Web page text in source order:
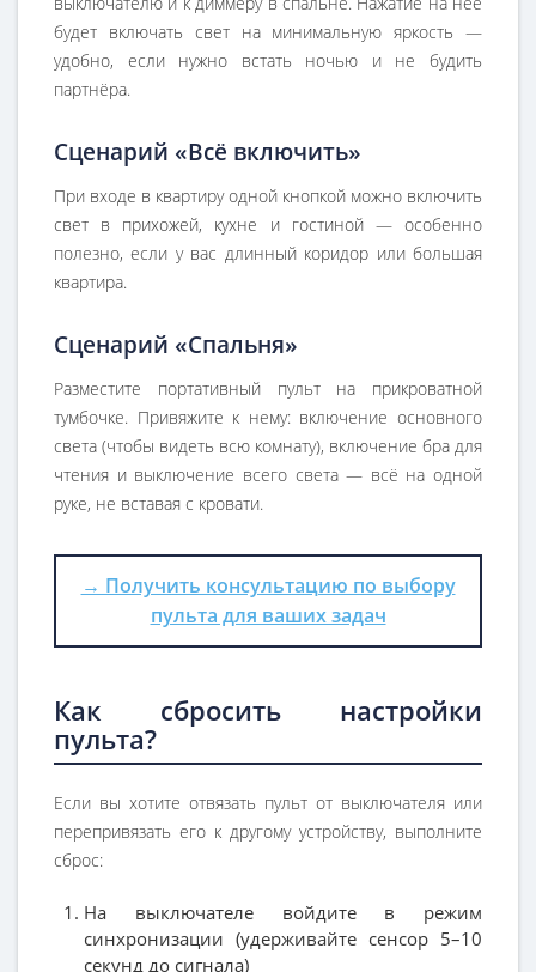
будет включать свет на минимальную яркость —
удобно, если нужно встать ночью и не будить
партнёра.
Сценарий «Всё включить»
При входе в квартиру одной кнопкой можно включить
свет в прихожей, кухне и гостиной — особенно
полезно, если у вас длинный коридор или большая
квартира.
Сценарий «Спальня»
Разместите портативный пульт на прикроватной
тумбочке. Привяжите к нему: включение основного
света (чтобы видеть всю комнату), включение бра для
чтения и выключение всего света — всё на одной
руке, не вставая с кровати.
→ Получить консультацию по выбору
пульта для ваших задач
Как сбросить настройки
пульта?
Если вы хотите отвязать пульт от выключателя или
перепривязать его к другому устройству, выполните
сброс:
На выключателе войдите в режим
синхронизации (удерживайте сенсор 5–10
секунд до сигнала)